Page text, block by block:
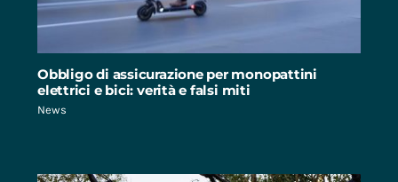
Obbligo di assicurazione per monopattini
elettrici e bici: verità e falsi miti
News